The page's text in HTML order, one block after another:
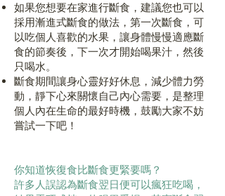
如果您想要在家進行斷食，建議您也可以
採用漸進式斷食的做法，第一次斷食，可
以吃個人喜歡的水果，讓身體慢慢適應斷
食的節奏後，下一次才開始喝果汁，然後
只喝水。
斷食期間讓身心靈好好休息，減少體力勞
動，靜下心來關懷自己內心需要，是整理
個人內在生命的最好時機，鼓勵大家不妨
嘗試一下吧！
你知道恢復食比斷食更緊要嗎？
許多人誤認為斷食翌日便可以瘋狂吃喝，